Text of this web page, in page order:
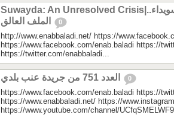
Suwayda: An Unresolved Crisis|السويداء..
0
http://www.enabbaladi.net/ https://
https://www.facebook.com/enab.baladi https://
https://twitter.com/enabbaladi...
0
https://www.facebook.com/enab.baladi https://
https://www.enabbaladi.net/ https://
https://www.youtube.com/channel/